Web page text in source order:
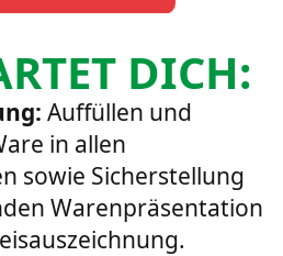
DICH:
Auffüllen und
in allen
sowie Sicherstellung
Warenpräsentation